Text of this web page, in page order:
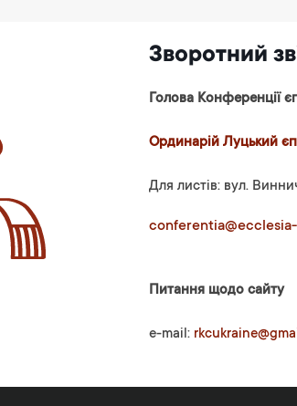
Зворотний
Голова Конференції
Ординарій Луцький
Для листів: вул.
Питання щодо сайту
e-mail: